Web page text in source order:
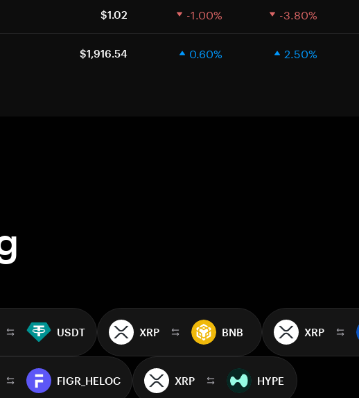
$1.02 -1.00% -3.80%
$1,916.54 0.60% 2.50%
USDT XRP BNB XRP
FIGR_HELOC XRP HYPE